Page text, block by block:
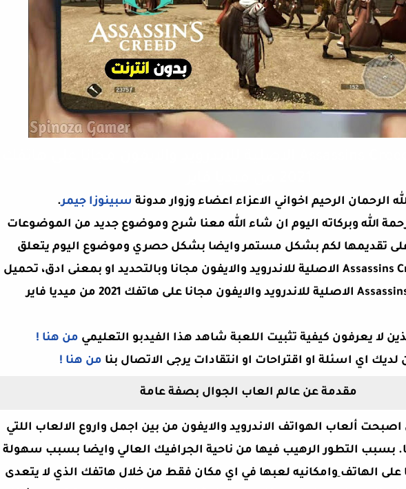
الرحمان الرحيم اخواني الاعزاء اعضاء وزوار مدونة سبينوزا جيمر.
الله وبركاته اليوم ان شاء الله معنا شرح وموضوع جديد من الموضوعات
على تقديمها لكم بشكل مستمر وايضا بشكل حصري وموضوع اليوم يتعلق
تحميل
لا يعرفون كيفية تثبيت اللعبة شاهد هذا الفيدبو التعليمي من هنا !
لديك اي اسئلة او اقتراحات او انتقادات يرجى الاتصال بنا من هنا !
مقدمة عن عالم العاب الجوال بصفة عامة
اصبحت ألعاب الهواتف الاندرويد والايفون من بين اجمل واروع الالعاب اللتي
بسبب التطور الرهيب فيها من ناحية الجرافيك العالي وايضا بسبب سهولة
على الهاتف وامكانيه لعبها في اي مكان فقط من خلال هاتفك الذي لا يتعدى